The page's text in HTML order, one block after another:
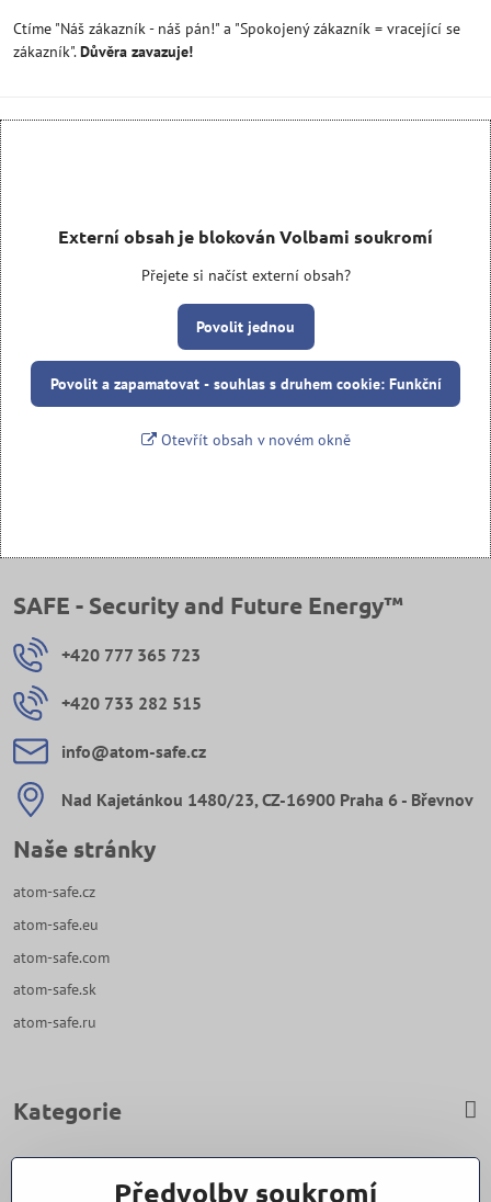
Ctíme "Náš zákazník - náš pán!" a "Spokojený zákazník = vracející se
zákazník".Důvěra zavazuje!
Externí obsah je blokován Volbami soukromí
Přejete si načíst externí obsah?
Povolit jednou
Povolit a zapamatovat - souhlas s druhem cookie: Funkční
Otevřít obsah v novém okně
SAFE - Security and Future Energy™
+420 777 365 723
+420 733 282 515
info​@atom-safe​.cz
Nad Kajetánkou 1480/23, CZ-16900 Praha 6 - Břevnov
Naše stránky
atom-safe.cz
atom-safe.eu
atom-safe.com
atom-safe.sk
atom-safe.ru
Kategorie
Zavoláme Vám zpět
Předvolby soukromí